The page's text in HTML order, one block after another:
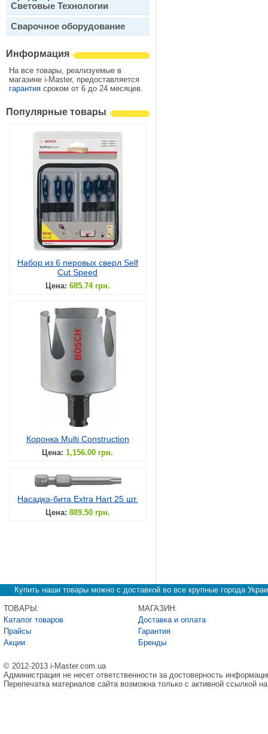
Световые Технологии
Сварочное оборудование
Информация
На все товары, реализуемые в
магазине i-Master, предоставляется
гарантия сроком от 6 до 24 месяцев.
Популярные товары
Набор из 6 перовых сверл Self
Cut Speed
Цена: 685.74 грн.
Коронка Multi Construction
Цена: 1,156.00 грн.
Насадка-бита Extra Hart 25 шт.
Цена: 889.50 грн.
Купить наши товары можно с доставкой во все крупные города
ТОВАРЫ:
Каталог товаров
Прайсы
Акции
МАГАЗИН:
Доставка и оплата
Гарантия
Бренды
© 2012-2013 i-Master.com.ua
Администрация не несет ответственности за достоверность
Перепечатка материалов сайта возможна только с активной ссылкой